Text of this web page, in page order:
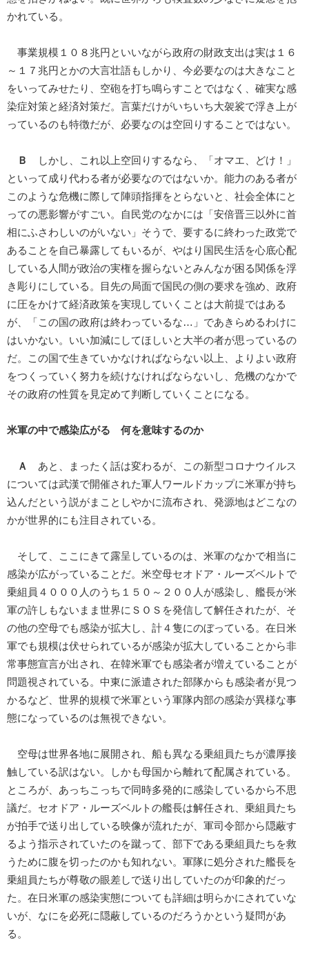
かれている。
事業規模１０８兆円といいながら政府の財政支出は実は１６
～１７兆円とかの大言壮語もしかり、今必要なのは大きなこと
をいってみせたり、空砲を打ち鳴らすことではなく、確実な感
染症対策と経済対策だ。言葉だけがいちいち大袈裟で浮き上が
っているのも特徴だが、必要なのは空回りすることではない。
Ｂ
しかし、これ以上空回りするなら、「オマエ、どけ！」
といって成り代わる者が必要なのではないか。能力のある者が
このような危機に際して陣頭指揮をとらないと、社会全体にと
っての悪影響がすごい。自民党のなかには「安倍晋三以外に首
相にふさわしいのがいない」そうで、要するに終わった政党で
あることを自己暴露してもいるが、やはり国民生活を心底心配
している人間が政治の実権を握らないとみんなが困る関係を浮
き彫りにしている。目先の局面で国民の側の要求を強め、政府
に圧をかけて経済政策を実現していくことは大前提ではある
が、「この国の政府は終わっているな…」であきらめるわけに
はいかない。いい加減にしてほしいと大半の者が思っているの
だ。この国で生きていかなければならない以上、よりよい政府
をつくっていく努力を続けなければならないし、危機のなかで
その政府の性質を見定めて判断していくことになる。
米軍の中で感染広がる 何を意味するのか
Ａ あと、まったく話は変わるが、この新型コロナウイルス
については武漢で開催された軍人ワールドカップに米軍が持ち
込んだという説がまことしやかに流布され、発源地はどこなの
かが世界的にも注目されている。
そして、ここにきて露呈しているのは、米軍のなかで相当に
感染が広がっていることだ。米空母セオドア・ルーズベルトで
乗組員４０００人のうち１５０～２００人が感染し、艦長が米
軍の許しもないまま世界にＳＯＳを発信して解任されたが、そ
の他の空母でも感染が拡大し、計４隻にのぼっている。在日米
軍でも規模は伏せられているが感染が拡大していることから非
常事態宣言が出され、在韓米軍でも感染者が増えていることが
問題視されている。中東に派遣された部隊からも感染者が見つ
かるなど、世界的規模で米軍という軍隊内部の感染が異様な事
態になっているのは無視できない。
空母は世界各地に展開され、船も異なる乗組員たちが濃厚接
触している訳はない。しかも母国から離れて配属されている。
ところが、あっちこっちで同時多発的に感染しているから不思
議だ。セオドア・ルーズベルトの艦長は解任され、乗組員たち
が拍手で送り出している映像が流れたが、軍司令部から隠蔽す
るよう指示されていたのを蹴って、部下である乗組員たちを救
うために腹を切ったのかも知れない。軍隊に処分された艦長を
乗組員たちが尊敬の眼差しで送り出していたのが印象的だっ
た。在日米軍の感染実態についても詳細は明らかにされていな
いが、なにを必死に隠蔽しているのだろうかという疑問があ
る。